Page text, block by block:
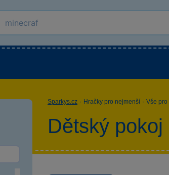
Sparkys.cz · Hračky pro nejmenší · Vše pro
Dětský pokoj